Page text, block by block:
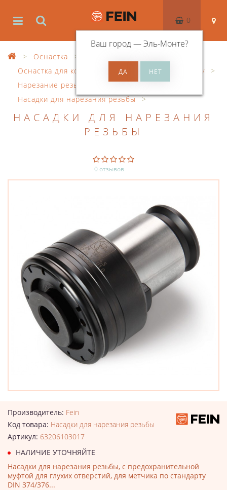
Ваш город —Эль-Монте?
0
Оснастка
Оснастка для корончатого сверления по металлу
Нарезание резьбы
Насадки для нарезания резьбы
НАСАДКИ ДЛЯ НАРЕЗАНИЯ
РЕЗЬБЫ
0 отзывов
Производитель: Fein
Код товара: Насадки для нарезания резьбы
Артикул: 63206103017
НАЛИЧИЕ УТОЧНЯЙТЕ
Насадки для нарезания резьбы, с предохранительной
муфтой для глухих отверстий, для метчика по стандарту
DIN 374/376...